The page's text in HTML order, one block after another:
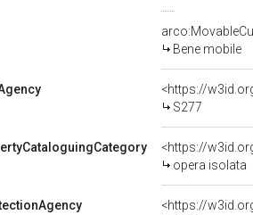
Bene mobile
<https://
S277
<https://
opera isolata
<https://